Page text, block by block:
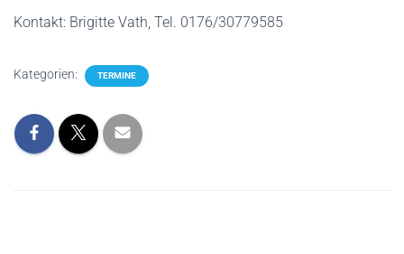
Kontakt: Brigitte Vath, Tel. 0176/30779585
Kategorien: TERMINE